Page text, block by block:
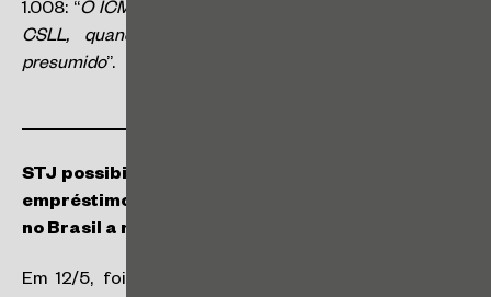
1.008: “O ICMS compõe a base de cálculo do IRPJ e da
CSLL, quando apurados na sistemática do lucro
presumido”.
STJ possibilita a incidência de IOF-crédito sobre
empréstimos feitos por empresas domiciliadas
no Brasil a mutuário no exterior
Em 12/5, foi publicado o acórdão proferido pela 1ª